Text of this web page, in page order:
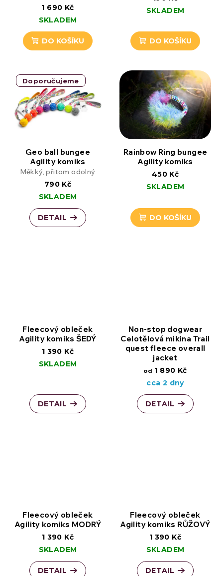
1 690 Kč
SKLADEM
DO KOŠÍKU
SKLADEM
DO KOŠÍKU
Doporučujeme
Geo ball bungee
Agility komiks
Měkký, přitom odolný
790 Kč
SKLADEM
DETAIL
Rainbow Ring bungee
Agility komiks
450 Kč
SKLADEM
DO KOŠÍKU
Fleecový obleček
Agility komiks ŠEDÝ
1 390 Kč
SKLADEM
DETAIL
Non-stop dogwear
Celotělová mikina Trail
quest fleece overall
jacket
od 1 890 Kč
cca 2 dny
DETAIL
Fleecový obleček
Agility komiks MODRÝ
1 390 Kč
SKLADEM
DETAIL
Fleecový obleček
Agility komiks RŮŽOVÝ
1 390 Kč
SKLADEM
DETAIL